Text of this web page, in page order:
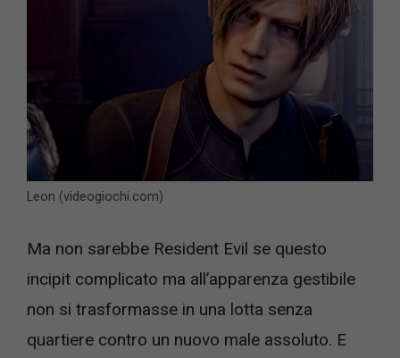
Leon (videogiochi.com)
Ma non sarebbe Resident Evil se questo
incipit complicato ma all’apparenza gestibile
non si trasformasse in una lotta senza
quartiere contro un nuovo male assoluto. E